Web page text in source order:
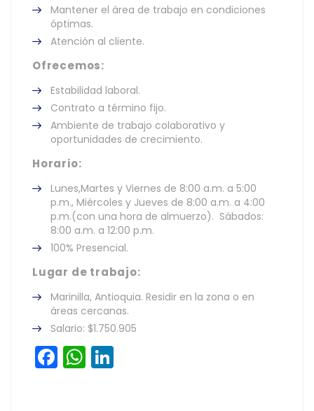
Mantener el área de trabajo en condiciones
óptimas.
Atención al cliente.
Ofrecemos:
Estabilidad laboral.
Contrato a término fijo.
Ambiente de trabajo colaborativo y
oportunidades de crecimiento.
Horario:
Lunes,Martes y Viernes de 8:00 a.m. a 5:00
p.m., Miércoles y Jueves de 8:00 a.m. a 4:00
p.m.(con una hora de almuerzo). Sábados:
8:00 a.m. a 12:00 p.m.
100% Presencial.
Lugar de trabajo:
Marinilla, Antioquia. Residir en la zona o en
áreas cercanas.
Salario: $1.750.905
Facebook
WhatsApp